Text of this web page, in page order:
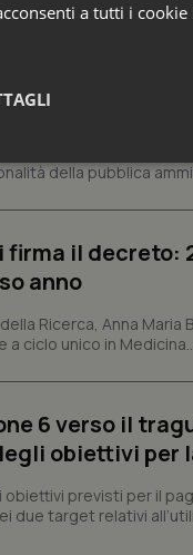
per
Siveas e il
il via libera al
della pubblica
firma il decreto:
anno
Ricerca, Anna
ciclo unico in
6 verso il
obiettivi per
previsti per il
due target relativi
a tutti i
del sito. Il sito web non
Fornitore /
YouTube
.youtube.com